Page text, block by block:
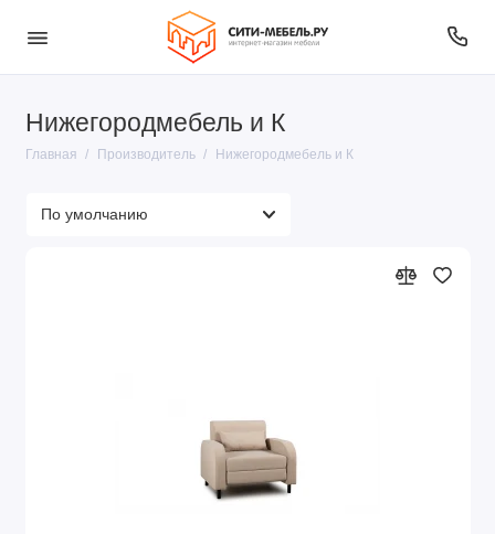
Нижегородмебель и К
Главная Производитель Нижегородмебель и К